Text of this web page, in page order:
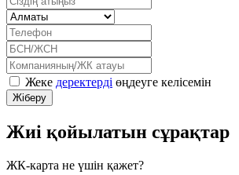
Жеке деректерді өңдеуге келісемін
Жиі қойылатын сұрақтар
ЖК-карта не үшін қажет?